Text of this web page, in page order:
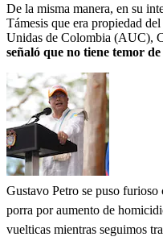
De la misma manera, en su
Támesis que era propiedad
Unidas de Colombia (AUC),
señaló que no tiene temor
Gustavo Petro se puso
porra por aumento de
vuelticas mientras seguimos